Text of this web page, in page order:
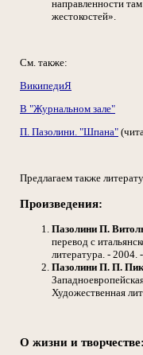
направленности
жестокостей».
См. также:
ВикипедиЯ
В "Журнальном зале"
П. Пазолини. "Шпана"
Предлагаем также
Произведения:
Пазолини П.
перевод с
литература. -
Пазолини П. П.
Художественная
О жизни и творчестве: